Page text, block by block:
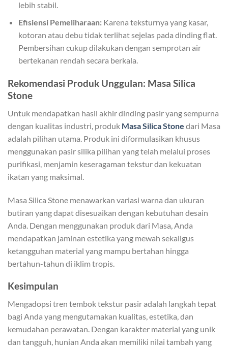
lebih stabil.
Efisiensi Pemeliharaan:Karena teksturnya yang kasar,
kotoran atau debu tidak terlihat sejelas pada dinding flat.
Pembersihan cukup dilakukan dengan semprotan air
bertekanan rendah secara berkala.
Rekomendasi Produk Unggulan: Masa Silica
Stone
Untuk mendapatkan hasil akhir dinding pasir yang sempurna
dengan kualitas industri, produk Masa Silica Stone dari Masa
adalah pilihan utama. Produk ini diformulasikan khusus
menggunakan pasir silika pilihan yang telah melalui proses
purifikasi, menjamin keseragaman tekstur dan kekuatan
ikatan yang maksimal.
Masa Silica Stone menawarkan variasi warna dan ukuran
butiran yang dapat disesuaikan dengan kebutuhan desain
Anda. Dengan menggunakan produk dari Masa, Anda
mendapatkan jaminan estetika yang mewah sekaligus
ketangguhan material yang mampu bertahan hingga
bertahun-tahun di iklim tropis.
Kesimpulan
Mengadopsi tren tembok tekstur pasir adalah langkah tepat
bagi Anda yang mengutamakan kualitas, estetika, dan
kemudahan perawatan. Dengan karakter material yang unik
dan tangguh, hunian Anda akan memiliki nilai tambah yang